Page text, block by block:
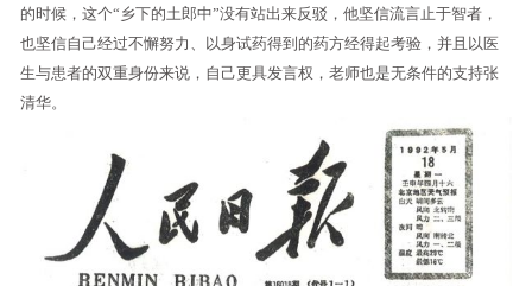
的时候，这个“乡下的土郎中”没有站出来反驳，他坚信流言止于智者，
也坚信自己经过不懈努力、以身试药得到的药方经得起考验，并且以医
生与患者的双重身份来说，自己更具发言权，老师也是无条件的支持张
清华。